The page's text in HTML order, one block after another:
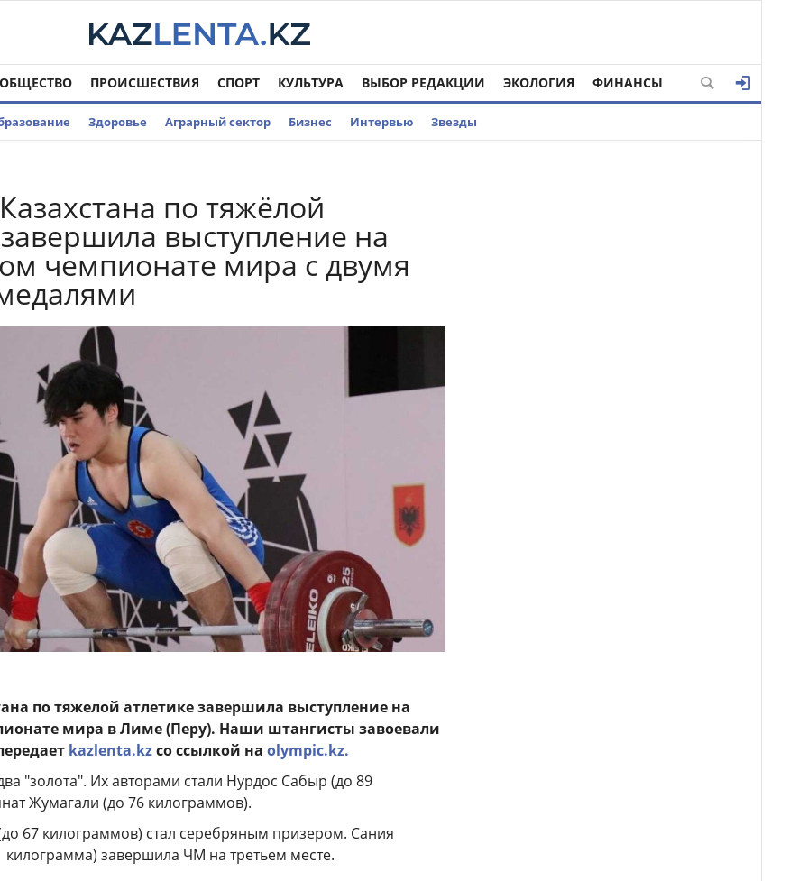
ОБЩЕСТВО ПРОИСШЕСТВИЯ СПОРТ КУЛЬТУРА ВЫБОР РЕДАКЦИИ ЭКОЛОГИЯ ФИНАНСЫ
Здоровье Аграрный сектор Бизнес Интервью Звезды
по тяжёлой
выступление на
чемпионате мира с двумя
по тяжелой атлетике завершила выступление на
мира в Лиме (Перу). Наши штангисты завоевали
kazlenta.kzсо ссылкой на olympic.kz.
"золота". Их авторами стали Нурдос Сабыр (до 89
Жумагали (до 76 килограммов).
67 килограммов) стал серебряным призером. Сания
завершила ЧМ на третьем месте.